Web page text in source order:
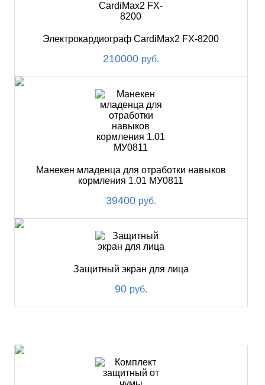
Электрокардиограф CardiMax2 FX-8200
210000 руб.
Манекен младенца для отработки навыков
кормления 1.01 МУ0811
39400 руб.
Защитный экран для лица
90 руб.